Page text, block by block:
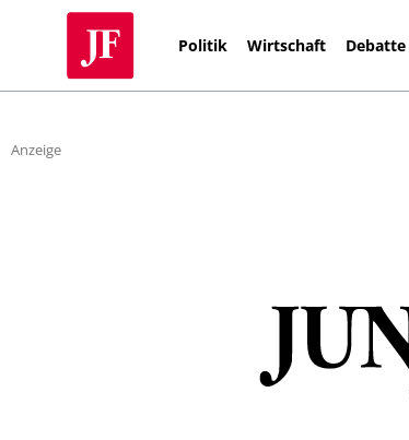
Politik Wirtschaft Debatte
Anzeige